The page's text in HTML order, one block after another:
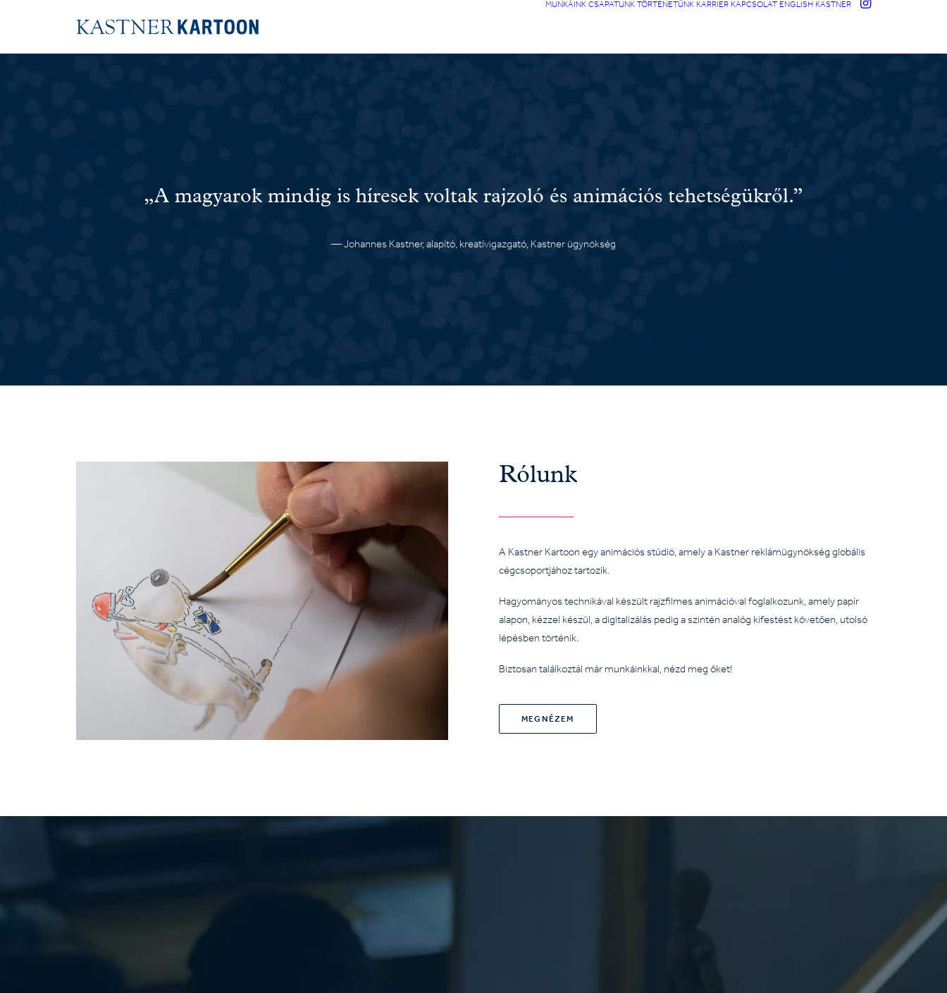
MUNKÁINK CSAPATUNK TÖRTÉNETÜNK KARRIER KAPCSOLAT ENGLISH KASTNER
„A magyarok mindig is híresek voltak rajzoló és animációs tehetségükről.”
— Johannes Kastner, alapító, kreatívigazgató, Kastner ügynökség
Rólunk
A Kastner Kartoon egy animációs stúdió, amely a Kastner reklámügynökség globális
cégcsoportjához tartozik.
Hagyományos technikával készült rajzfilmes animációval foglalkozunk, amely papír
alapon, kézzel készül, a digitalizálás pedig a szintén analóg kifestést követően, utolsó
lépésben történik.
Biztosan találkoztál már munkáinkkal, nézd meg őket!
MEGNÉZEM